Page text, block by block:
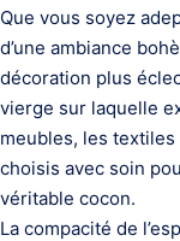
Que vous soyez
d’une ambiance
décoration plus
vierge sur laquelle
meubles, les
choisis avec soin
véritable cocon.
La compacité de